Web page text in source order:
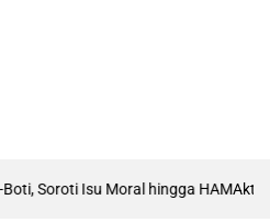
Soroti Isu Moral hingga HAMAktivis